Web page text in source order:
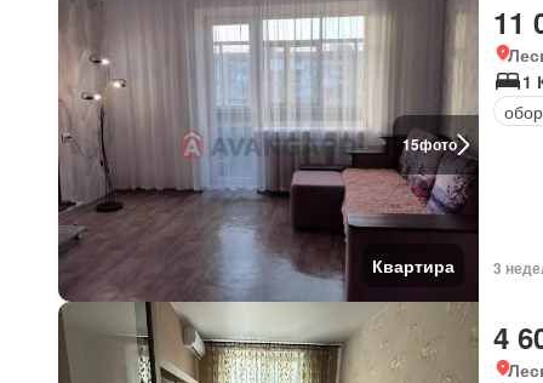
15фото
Квартира
11
1
3
4